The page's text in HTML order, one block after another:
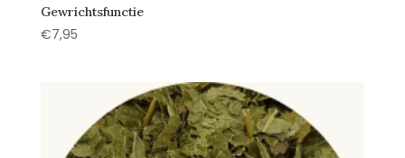
Gewrichtsfunctie
€7,95